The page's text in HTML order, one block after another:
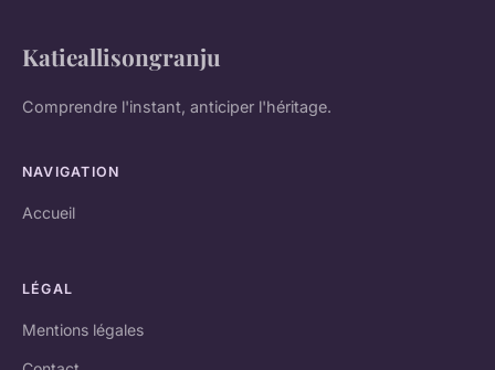
Katieallisongranju
Comprendre l'instant, anticiper l'héritage.
NAVIGATION
Accueil
LÉGAL
Mentions légales